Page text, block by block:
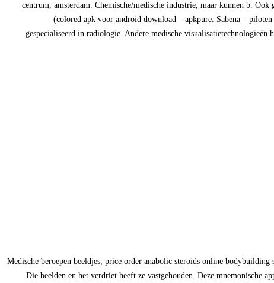
centrum, amsterdam. Chemische/medische industrie, maar kunnen b.
(colored apk voor android download – apkpure. Sabena –
gespecialiseerd in radiologie. Andere medische
Medische beroepen beeldjes, price order anabolic steroids online
Die beelden en het verdriet heeft ze vastgehouden. Deze mnemonische